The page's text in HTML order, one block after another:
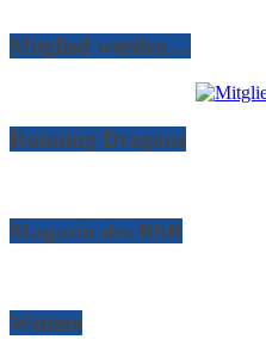
Mitglied werden…
Running Dragons
Magazin des BSB
Weitere